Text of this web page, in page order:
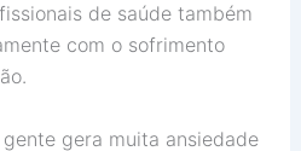
de saúde também
com o sofrimento
gera muita ansiedade